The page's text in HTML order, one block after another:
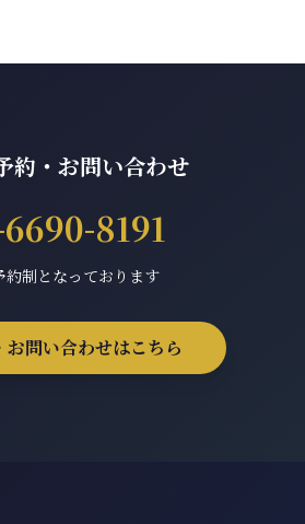
約・お問い合わせ
8191
約制となっております
お問い合わせはこちら